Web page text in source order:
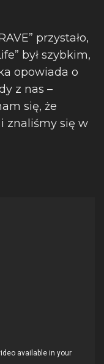
przystało,
był szybkim,
opowiada o
z nas –
się, że
znaliśmy się w